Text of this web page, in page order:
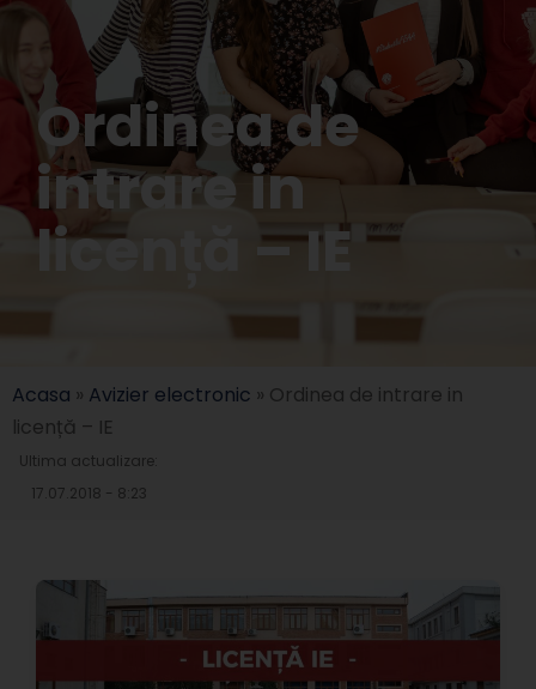
Ordinea de
intrare in
licență – IE
Acasa » Avizier electronic » Ordinea de intrare in
licență – IE
Ultima actualizare:
17.07.2018 - 8:23